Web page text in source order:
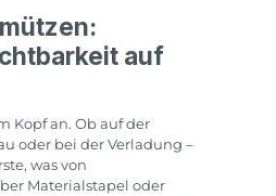
auf
Kopf an. Ob auf der
oder bei der Verladung –
was von
Materialstapel oder